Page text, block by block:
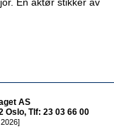
Én aktør stikker av
AS
Oslo, Tlf: 23 03 66 00